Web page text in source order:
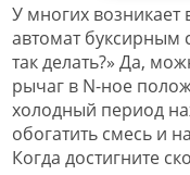
У многих возникает
автомат
так делать?» Да,
рычаг в N-ное
холодный период
обогатить смесь и
Когда достигните